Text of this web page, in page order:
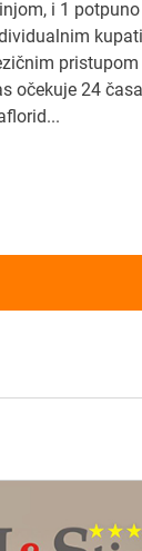
i 1 potpuno
pristupom
očekuje 24 časa